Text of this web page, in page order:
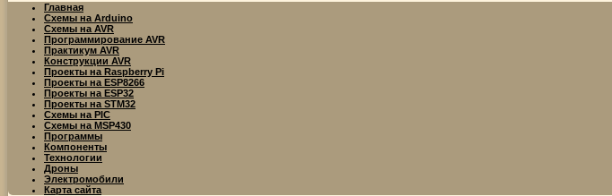
Главная
Схемы на Arduino
Схемы на AVR
Программирование AVR
Практикум AVR
Конструкции AVR
Проекты на Raspberry Pi
Проекты на ESP8266
Проекты на ESP32
Проекты на STM32
Схемы на PIC
Схемы на MSP430
Программы
Компоненты
Технологии
Дроны
Электромобили
Карта сайта